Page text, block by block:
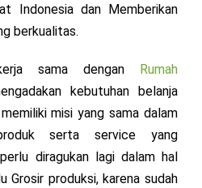
Indonesia dan Memberikan
berkualitas.
sama dengan
Rumah
kebutuhan belanja
misi yang sama dalam
serta service yang
diragukan lagi dalam hal
Grosir produksi, karena sudah